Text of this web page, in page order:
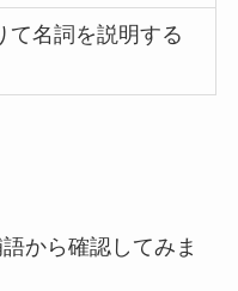
て名詞を説明する
から確認してみま